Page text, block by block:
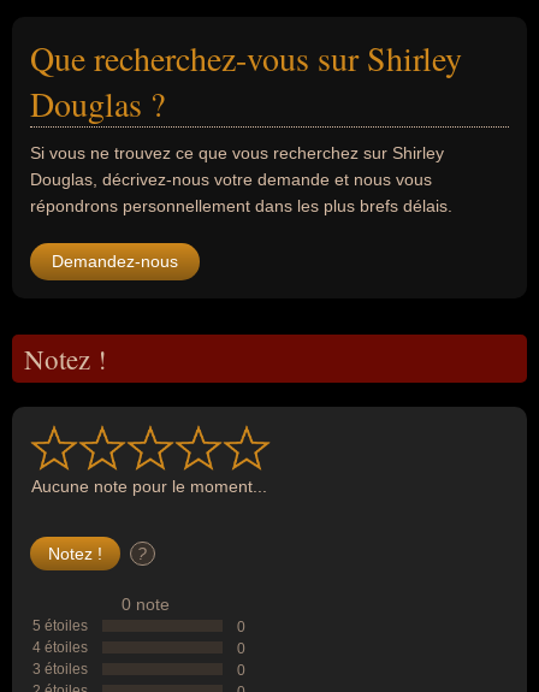
Que recherchez-vous sur Shirley
Douglas ?
Si vous ne trouvez ce que vous recherchez sur Shirley
Douglas, décrivez-nous votre demande et nous vous
répondrons personnellement dans les plus brefs délais.
Demandez-nous
Notez !
Aucune note pour le moment...
?
0 note
5 étoiles
0
4 étoiles
0
3 étoiles
0